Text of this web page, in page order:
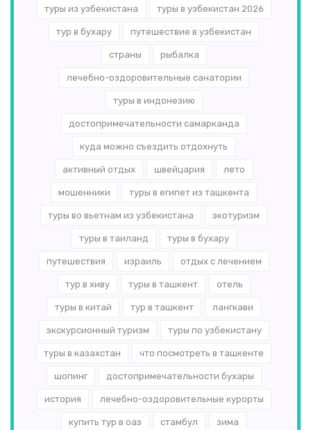
туры из узбекистана туры в узбекистан 2026
тур в бухару путешествие в узбекистан
страны рыбалка
лечебно-оздоровительные санатории
туры в индонезию
достопримечательности самарканда
куда можно съездить отдохнуть
активный отдых швейцария лето
мошенники туры в египет из ташкента
туры во вьетнам из узбекистана экотуризм
туры в таиланд туры в бухару
путешествия израиль отдых с лечением
тур в хиву туры в ташкент отель
туры в китай тур в ташкент лангкави
экскурсионный туризм туры по узбекистану
туры в казахстан что посмотреть в ташкенте
шопинг достопримечательности бухары
история лечебно-оздоровительные курорты
купить тур в оаэ стамбул зима